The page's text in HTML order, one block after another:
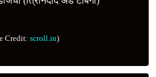
Credit: scroll.in)